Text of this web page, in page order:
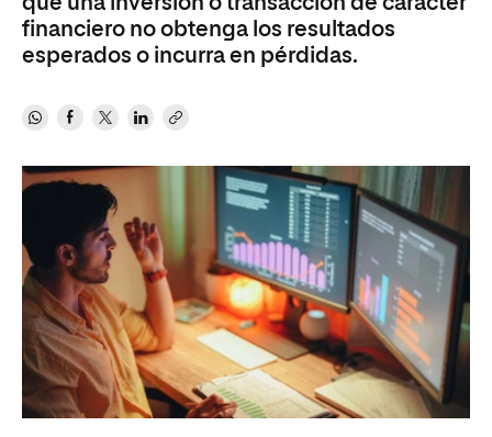
financiero no obtenga los resultados
esperados o incurra en pérdidas.